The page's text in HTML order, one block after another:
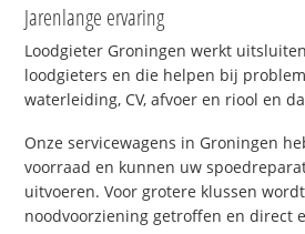
Jarenlange ervaring
Loodgieter Groningen werkt
loodgieters en die helpen bij
waterleiding, CV, afvoer en riool en
Onze servicewagens in Groningen
voorraad en kunnen uw
uitvoeren. Voor grotere klussen
noodvoorziening getroffen en direct